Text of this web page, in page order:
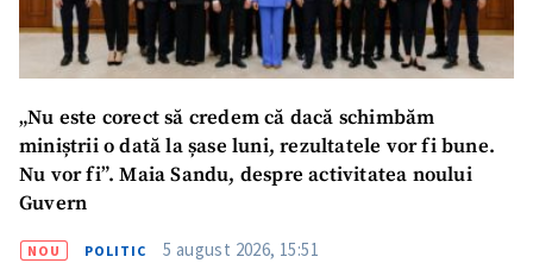
„Nu este corect să credem că dacă schimbăm
miniștrii o dată la șase luni, rezultatele vor fi bune.
Nu vor fi”. Maia Sandu, despre activitatea noului
Guvern
NOU POLITIC 5 august 2026, 15:51